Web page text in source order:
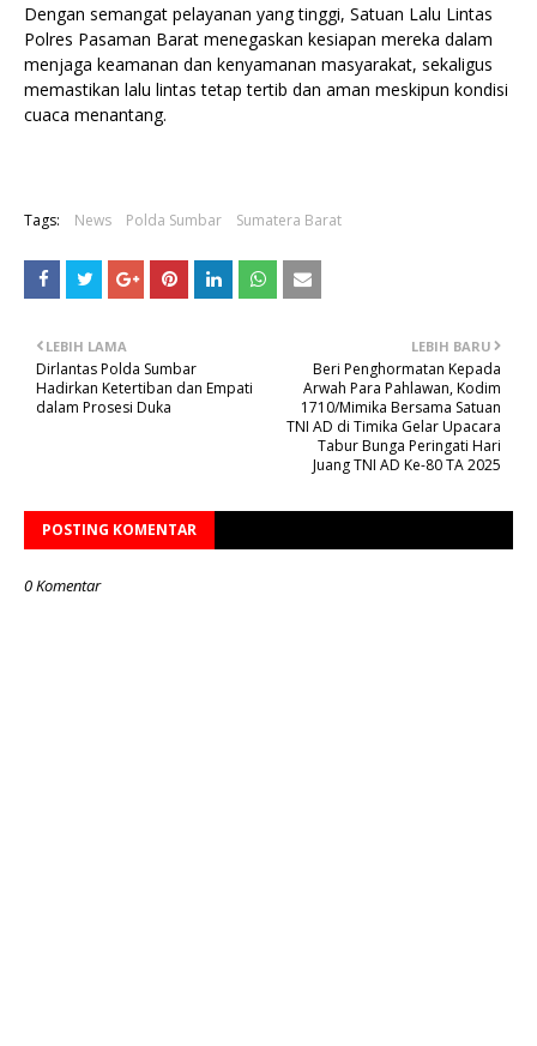
Dengan semangat pelayanan yang tinggi, Satuan Lalu Lintas
Polres Pasaman Barat menegaskan kesiapan mereka dalam
menjaga keamanan dan kenyamanan masyarakat, sekaligus
memastikan lalu lintas tetap tertib dan aman meskipun kondisi
cuaca menantang.
Tags: News Polda Sumbar Sumatera Barat
LEBIH BARU
Beri Penghormatan Kepada
Arwah Para Pahlawan, Kodim
1710/Mimika Bersama Satuan
TNI AD di Timika Gelar Upacara
Tabur Bunga Peringati Hari
Juang TNI AD Ke-80 TA 2025
LEBIH LAMA
Dirlantas Polda Sumbar
Hadirkan Ketertiban dan Empati
dalam Prosesi Duka
POSTING KOMENTAR
0 Komentar